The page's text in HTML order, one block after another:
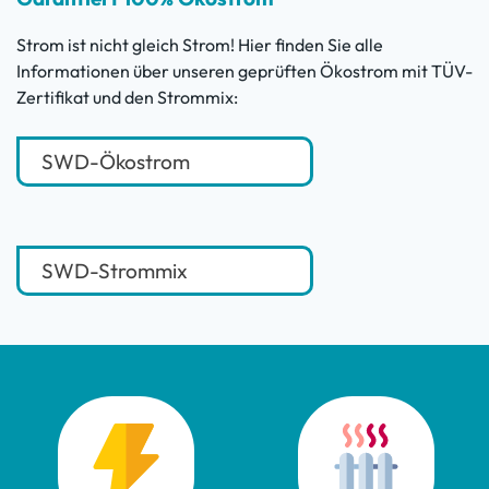
Strom ist nicht gleich Strom! Hier finden Sie alle
Informationen über unseren geprüften Ökostrom mit TÜV-
Zertifikat und den Strommix:
SWD-Ökostrom
SWD-Strommix